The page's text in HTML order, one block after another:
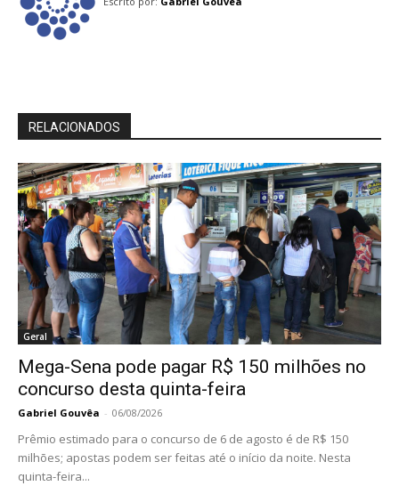
RELACIONADOS
Geral
Mega-Sena pode pagar R$ 150 milhões no
concurso desta quinta-feira
Gabriel Gouvêa - 06/08/2026
Prêmio estimado para o concurso de 6 de agosto é de R$ 150
milhões; apostas podem ser feitas até o início da noite. Nesta
quinta-feira...